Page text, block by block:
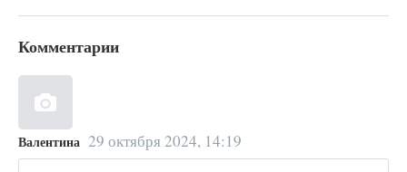
Комментарии
Валентина 29 октября 2024, 14:19